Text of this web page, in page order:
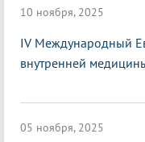
10 ноября, 2025
IV Международный
внутренней
05 ноября, 2025